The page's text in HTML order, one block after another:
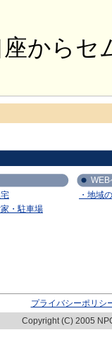
からセ
・駐車場
WEB
・地域
プライバシーポリシ
Copyright (C) 2005